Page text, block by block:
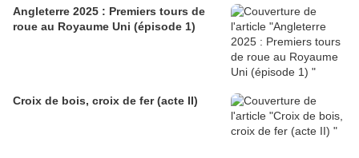
Angleterre 2025 : Premiers tours de
roue au Royaume Uni (épisode 1)
Croix de bois, croix de fer (acte II)